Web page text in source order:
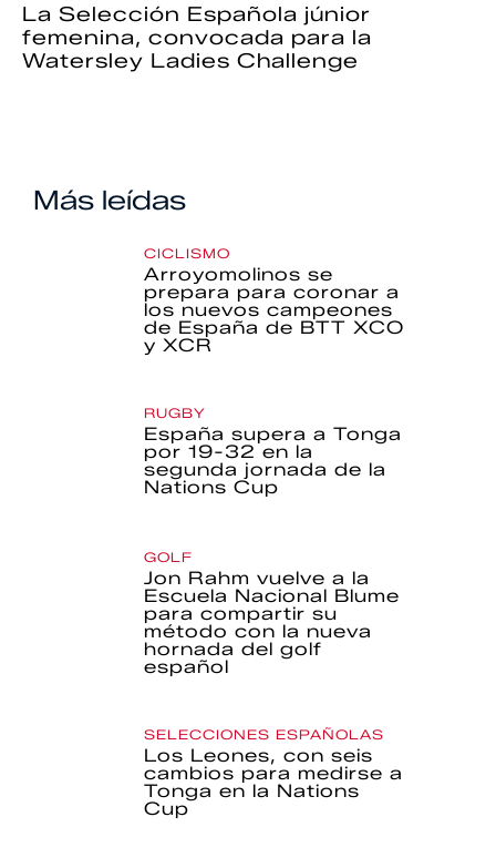
La Selección Española júnior
femenina, convocada para la
Watersley Ladies Challenge
Más leídas
CICLISMO
Arroyomolinos se
prepara para coronar a
los nuevos campeones
de España de BTT XCO
y XCR
RUGBY
España supera a Tonga
por 19-32 en la
segunda jornada de la
Nations Cup
GOLF
Jon Rahm vuelve a la
Escuela Nacional Blume
para compartir su
método con la nueva
hornada del golf
español
SELECCIONES ESPAÑOLAS
Los Leones, con seis
cambios para medirse a
Tonga en la Nations
Cup